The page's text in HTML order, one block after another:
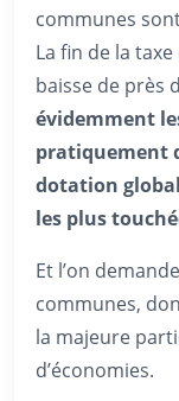
communes
La fin de la
baisse de près
évidemment
pratiquement
dotation
les plus
Et l’on
communes,
la majeure
d’économies.